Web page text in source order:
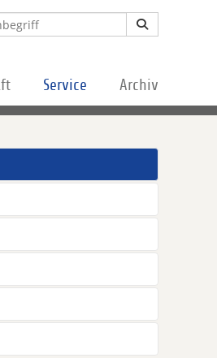
Service Archiv